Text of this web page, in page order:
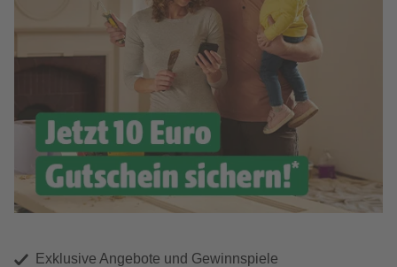
Exklusive Angebote und Gewinnspiele